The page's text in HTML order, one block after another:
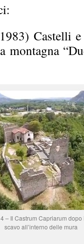
Castelli
montagna
– Il Castrum Capriarum dopo
scavo all’interno delle mura